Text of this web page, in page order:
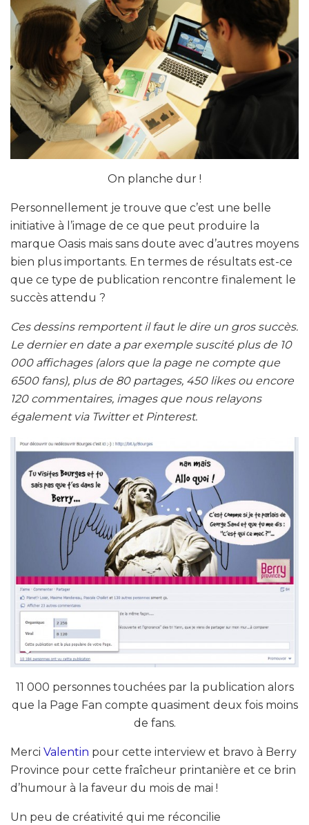
On planche dur !
Personnellement je trouve que c’est une belle
initiative à l’image de ce que peut produire la
marque Oasis mais sans doute avec d’autres moyens
bien plus importants. En termes de résultats est-ce
que ce type de publication rencontre finalement le
succès attendu ?
Ces dessins remportent il faut le dire un gros succès.
Le dernier en date a par exemple suscité plus de 10
000 affichages (alors que la page ne compte que
6500 fans), plus de 80 partages, 450 likes ou encore
120 commentaires, images que nous relayons
également via Twitter et Pinterest.
11 000 personnes touchées par la publication alors
que la Page Fan compte quasiment deux fois moins
de fans.
Merci Valentin pour cette interview et bravo à Berry
Province pour cette fraîcheur printanière et ce brin
d’humour à la faveur du mois de mai !
Un peu de créativité qui me réconcilie